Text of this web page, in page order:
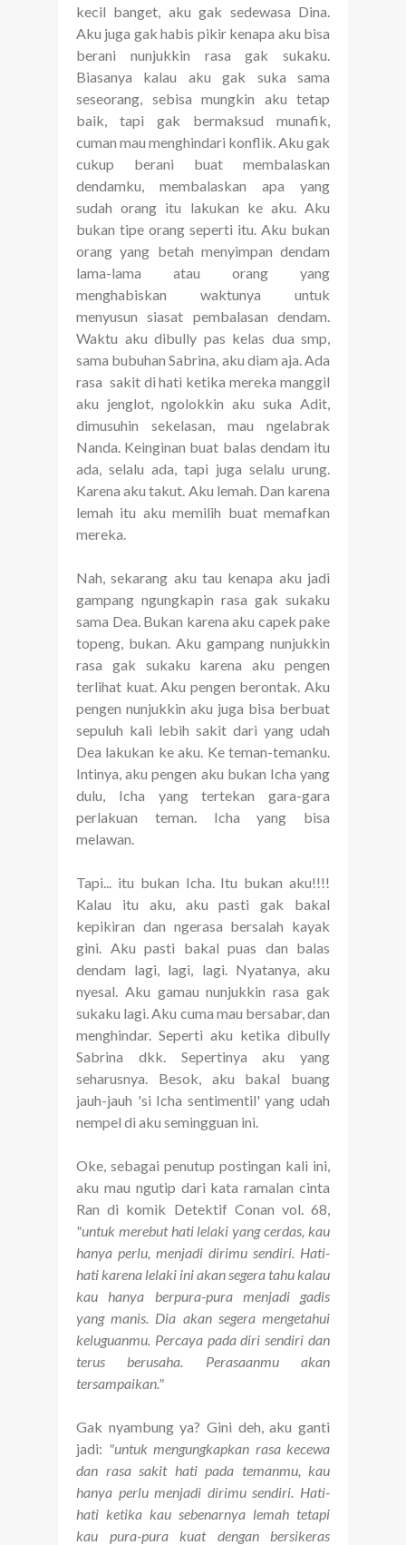
kecil banget, aku gak sedewasa Dina.
Aku juga gak habis pikir kenapa aku bisa
berani nunjukkin rasa gak sukaku.
Biasanya kalau aku gak suka sama
seseorang, sebisa mungkin aku tetap
baik, tapi gak bermaksud munafik,
cuman mau menghindari konflik. Aku gak
cukup berani buat membalaskan
dendamku, membalaskan apa yang
sudah orang itu lakukan ke aku. Aku
bukan tipe orang seperti itu. Aku bukan
orang yang betah menyimpan dendam
lama-lama atau orang yang
menghabiskan waktunya untuk
menyusun siasat pembalasan dendam.
Waktu aku dibully pas kelas dua smp,
sama bubuhan Sabrina, aku diam aja. Ada
rasa sakit di hati ketika mereka manggil
aku jenglot, ngolokkin aku suka Adit,
dimusuhin sekelasan, mau ngelabrak
Nanda. Keinginan buat balas dendam itu
ada, selalu ada, tapi juga selalu urung.
Karena aku takut. Aku lemah. Dan karena
lemah itu aku memilih buat memafkan
mereka.
Nah, sekarang aku tau kenapa aku jadi
gampang ngungkapin rasa gak sukaku
sama Dea. Bukan karena aku capek pake
topeng, bukan. Aku gampang nunjukkin
rasa gak sukaku karena aku pengen
terlihat kuat. Aku pengen berontak. Aku
pengen nunjukkin aku juga bisa berbuat
sepuluh kali lebih sakit dari yang udah
Dea lakukan ke aku. Ke teman-temanku.
Intinya, aku pengen aku bukan Icha yang
dulu, Icha yang tertekan gara-gara
perlakuan teman. Icha yang bisa
melawan.
Tapi... itu bukan Icha. Itu bukan aku!!!!
Kalau itu aku, aku pasti gak bakal
kepikiran dan ngerasa bersalah kayak
gini. Aku pasti bakal puas dan balas
dendam lagi, lagi, lagi. Nyatanya, aku
nyesal. Aku gamau nunjukkin rasa gak
sukaku lagi. Aku cuma mau bersabar, dan
menghindar. Seperti aku ketika dibully
Sabrina dkk. Sepertinya aku yang
seharusnya. Besok, aku bakal buang
jauh-jauh 'si Icha sentimentil' yang udah
nempel di aku semingguan ini.
Oke, sebagai penutup postingan kali ini,
aku mau ngutip dari kata ramalan cinta
Ran di komik Detektif Conan vol. 68,
"untuk merebut hati lelaki yang cerdas, kau
hanya perlu, menjadi dirimu sendiri. Hati-
hati karena lelaki ini akan segera tahu kalau
kau hanya berpura-pura menjadi gadis
yang manis. Dia akan segera mengetahui
keluguanmu. Percaya pada diri sendiri dan
terus berusaha. Perasaanmu akan
tersampaikan."
Gak nyambung ya? Gini deh, aku ganti
jadi: "untuk mengungkapkan rasa kecewa
dan rasa sakit hati pada temanmu, kau
hanya perlu menjadi dirimu sendiri. Hati-
hati ketika kau sebenarnya lemah tetapi
kau pura-pura kuat dengan bersikeras